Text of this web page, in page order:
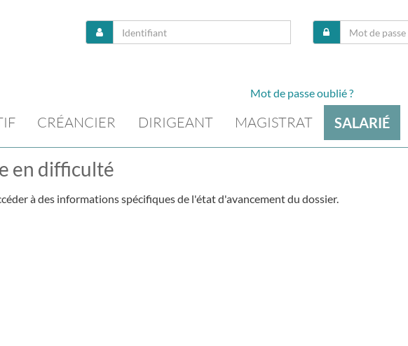
Mot de passe oublié ?
CRÉANCIER DIRIGEANT MAGISTRAT SALARIÉ
en difficulté
à des informations spécifiques de l'état d'avancement du dossier.